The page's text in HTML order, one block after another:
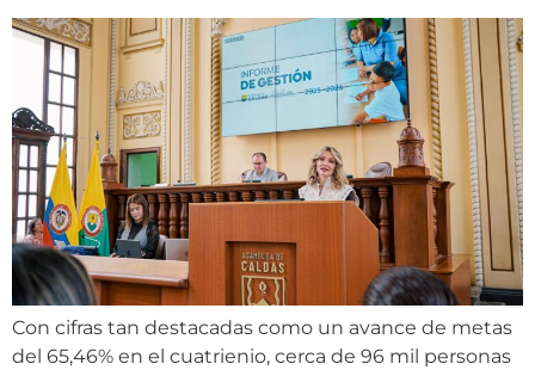
Con cifras tan destacadas como un avance de metas
del 65,46% en el cuatrienio, cerca de 96 mil personas